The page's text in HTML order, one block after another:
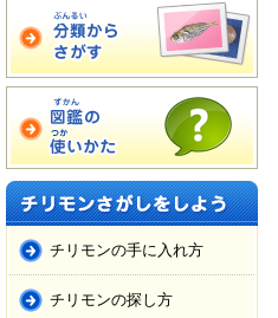
チリモンの手に入れ方
チリモンの探し方